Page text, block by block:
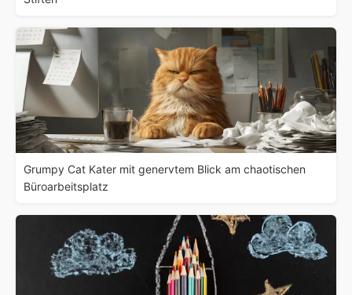
Grumpy Cat Kater mit genervtem Blick am chaotischen
Büroarbeitsplatz